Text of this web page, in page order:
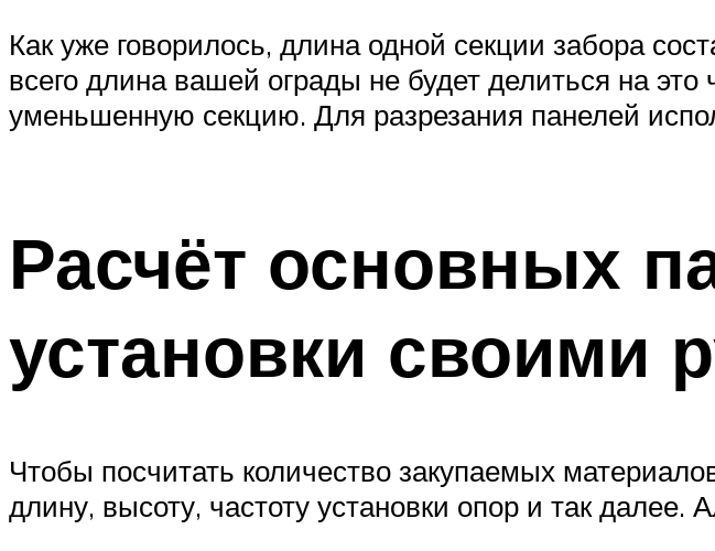
Как уже говорилось, длина одной секции забора
всего длина вашей ограды не будет делиться на
уменьшенную секцию. Для разрезания панелей
Расчёт основных
установки своими
Чтобы посчитать количество закупаемых
длину, высоту, частоту установки опор и так далее.